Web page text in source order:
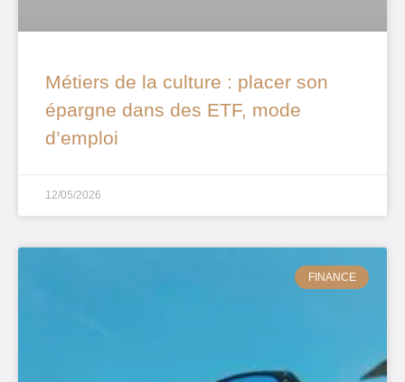
Métiers de la culture : placer son
épargne dans des ETF, mode
d’emploi
12/05/2026
FINANCE